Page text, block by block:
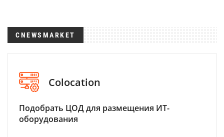
CNEWSMARKET
Colocation
Подобрать ЦОД для размещения ИТ-
оборудования